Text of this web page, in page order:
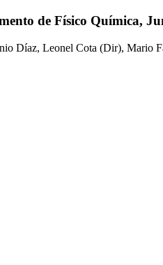
de Físico Química,
Díaz, Leonel Cota (Dir), Mario